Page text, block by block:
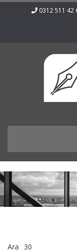
0312 511
Ara 30